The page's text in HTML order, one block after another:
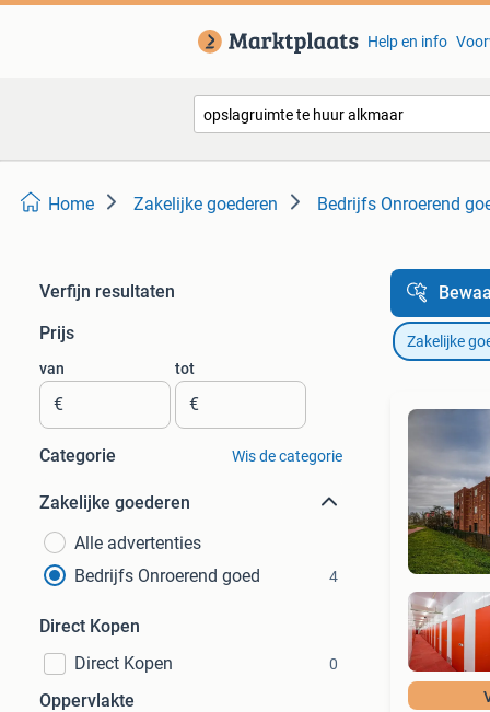
Help en info
Home Zakelijke goederen Bedrijfs Onroerend
Verfijn resultaten
Prijs
van
€
tot
€
Categorie Wis de categorie
Zakelijke goederen
Alle advertenties
Bedrijfs Onroerend goed
4
Direct Kopen
Direct Kopen
0
Oppervlakte
Zakelijke